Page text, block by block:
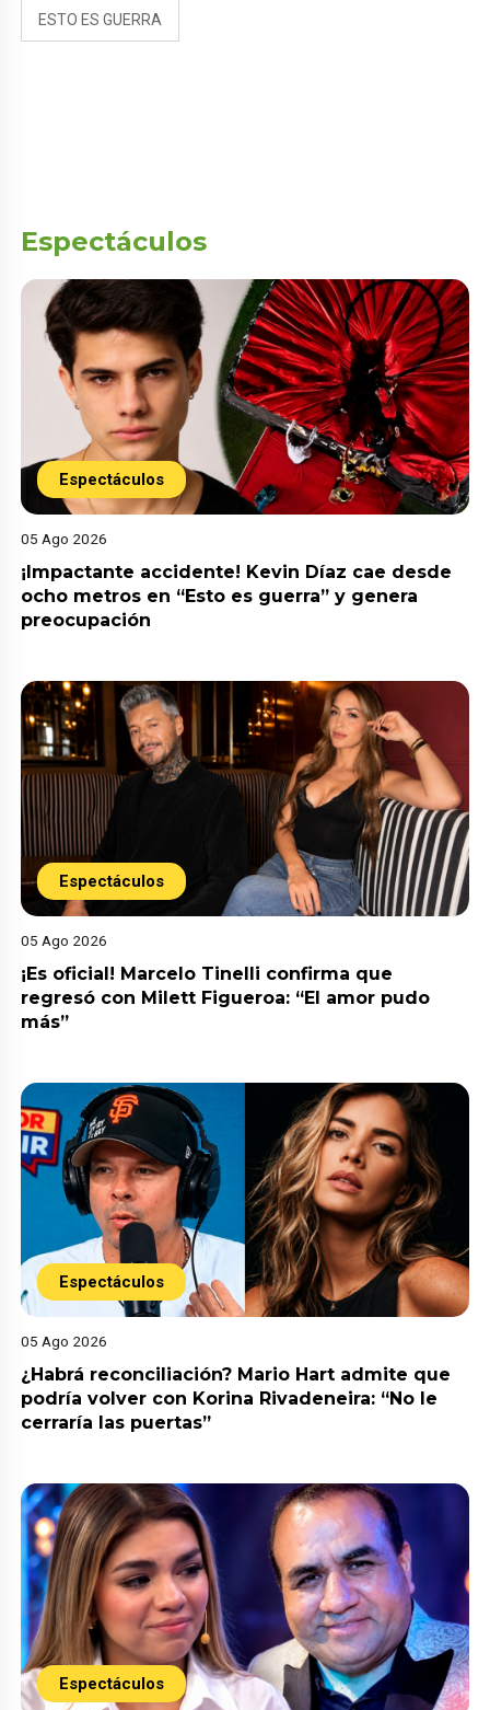
ESTO ES GUERRA
Espectáculos
Espectáculos
05 Ago 2026
¡Impactante accidente! Kevin Díaz cae desde
ocho metros en “Esto es guerra” y genera
preocupación
Espectáculos
05 Ago 2026
¡Es oficial! Marcelo Tinelli confirma que
regresó con Milett Figueroa: “El amor pudo
más”
Espectáculos
05 Ago 2026
¿Habrá reconciliación? Mario Hart admite que
podría volver con Korina Rivadeneira: “No le
cerraría las puertas”
Espectáculos